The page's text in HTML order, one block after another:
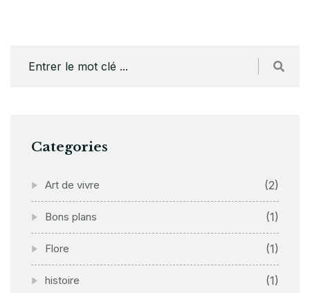
Categories
Art de vivre (2)
Bons plans (1)
Flore (1)
histoire (1)